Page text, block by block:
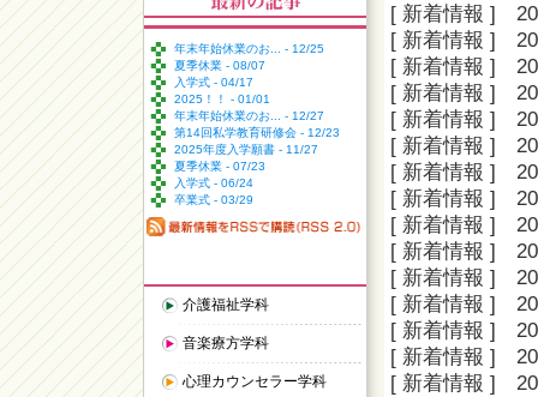
[ 新着情報 ]
[ 新着情報 ]
[ 新着情報 ]
[ 新着情報 ]
[ 新着情報 ]
[ 新着情報 ]
[ 新着情報 ]
[ 新着情報 ]
[ 新着情報 ]
[ 新着情報 ]
[ 新着情報 ]
[ 新着情報 ]
[ 新着情報 ]
[ 新着情報 ]
[ 新着情報 ]
年末年始休業のお... - 12/25
夏季休業 - 08/07
入学式 - 04/17
2025！！ - 01/01
年末年始休業のお... - 12/27
第14回私学教育研修会 - 12/23
2025年度入学願書 - 11/27
夏季休業 - 07/23
入学式 - 06/24
卒業式 - 03/29
介護福祉学科
音楽療方学科
心理カウンセラー学科